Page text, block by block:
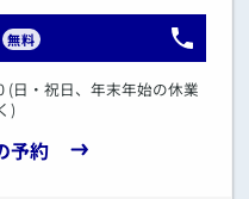
無料
(日・祝日、年末年始の休業
)
予約